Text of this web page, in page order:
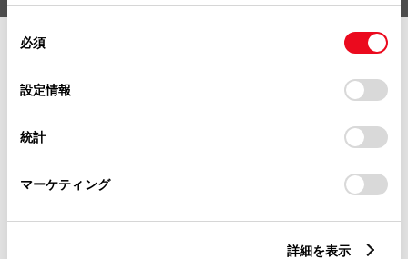
使用することがあります。当ウェブサイトの使用を続行する
デバイスにすべてのCookie(クッキー)が保存されることに同
意したことになります。Cookie(クッキー)のオプトアウト、
設定の変更、同意を撤回したりするにあたっては、当社の
「Cookie（クッキー）情報の取り扱いについて
」をご覧くだ
必須
設定情報
統計
マーケティング
詳細を表示
毎日過ごすキャビンには、使い
やすさも大切、豊かな居住性も
大切。
WEBカタログ・スペ